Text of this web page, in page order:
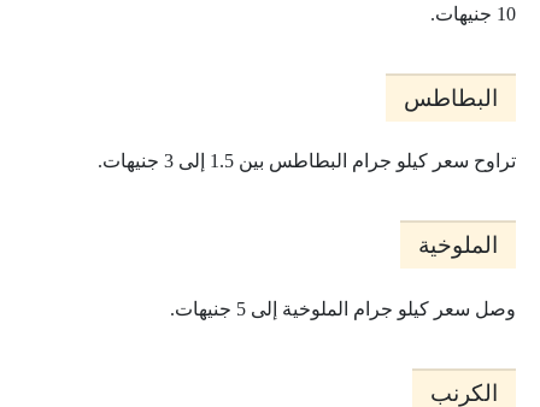
10 جنيهات.
البطاطس
تراوح سعر كيلو جرام البطاطس بين 1.5 إلى 3 جنيهات.
الملوخية
وصل سعر كيلو جرام الملوخية إلى 5 جنيهات.
الكرنب